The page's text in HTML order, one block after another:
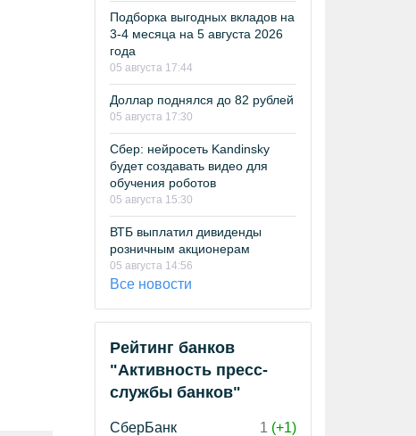
Подборка выгодных вкладов на
3-4 месяца на 5 августа 2026
года
05 августа 17:44
Доллар поднялся до 82 рублей
05 августа 17:30
Сбер: нейросеть Kandinsky
будет создавать видео для
обучения роботов
05 августа 15:30
ВТБ выплатил дивиденды
розничным акционерам
05 августа 14:56
Все новости
Рейтинг банков
"Активность пресс-
службы банков"
СберБанк 1 (+1)